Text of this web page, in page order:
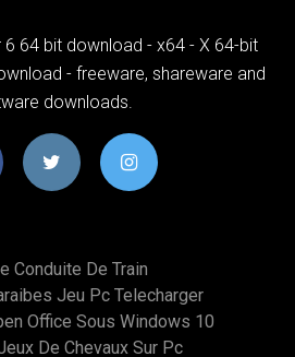
64 bit download - x64 - X 64-bit
- freeware, shareware and
downloads.
Conduite De Train
Jeu Pc Telecharger
Office Sous Windows 10
De Chevaux Sur Pc